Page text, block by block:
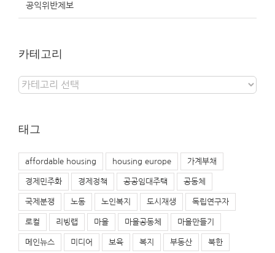
공익위반제보
카테고리
카
테
태그
affordable housing housing europe 가계부채
경제민주화 경제정책 공공임대주택 공동체
국제분쟁 노동 노인복지 도시재생 독립연구자
로컬 리빙랩 마을 마을공동체 마을만들기
메인뉴스 미디어 보육 복지 부동산 북한